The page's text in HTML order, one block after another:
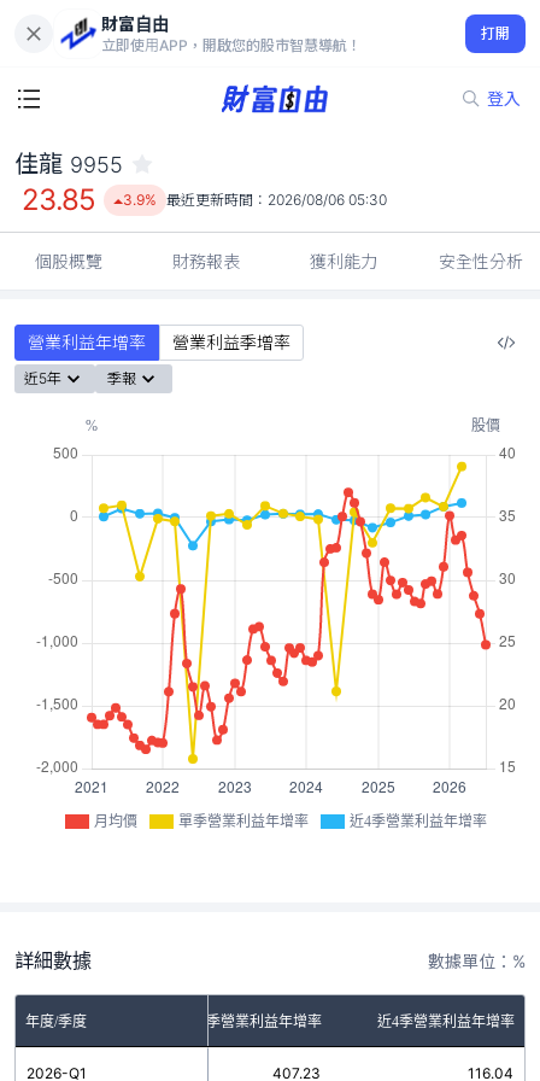
財富自由
立即使用APP，開啟您的股市智慧導航！
打開
登入
23.85
3.9%
佳龍 9955
23.85 3.9% 最近更新時間： 2026/08/06 05:30
個股概覽 財務報表 獲利能力 安全性分析
營業利益年增率 營業利益季增率
近5年 季報
月均價 單季營業利益年增率 近4季營業利益年增率
詳細數據 數據單位：%
年度/季度 單季營業利益年增率 近4季營業利益年增率
2026-Q1 407.23 116.04